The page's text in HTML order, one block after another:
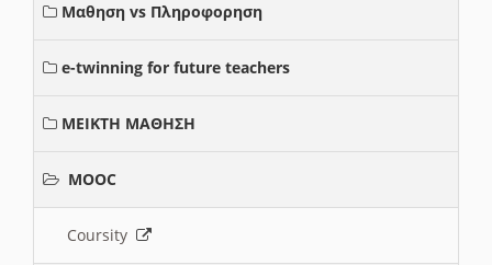
Μαθηση vs Πληροφορηση
e-twinning for future teachers
ΜΕΙΚΤΗ ΜΑΘΗΣΗ
MOOC
Coursity